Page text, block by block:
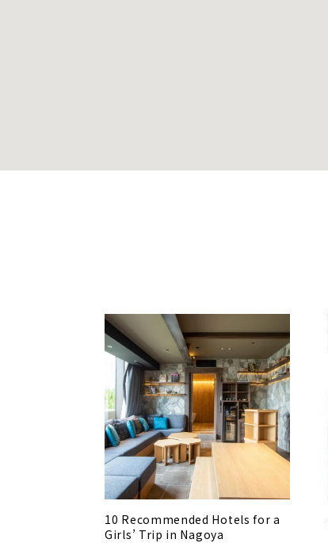
10 Recommended Hotels for a
Girls’ Trip in Nagoya